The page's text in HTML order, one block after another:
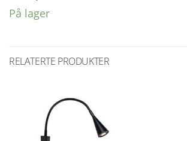
På lager
RELATERTE PRODUKTER